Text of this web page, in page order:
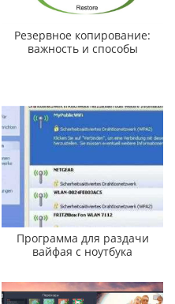
Резервное копирование:
важность и способы
Программа для раздачи
вайфая с ноутбука